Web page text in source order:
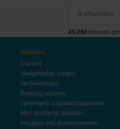
45.090 mensen
Service
Contact
Veelgestelde vragen
Verzekeringen
Betaling voldoen
Spelregels laagsteprijsgarantie
Mijn dossier(s) bekijken
Inloggen met dossiernummer